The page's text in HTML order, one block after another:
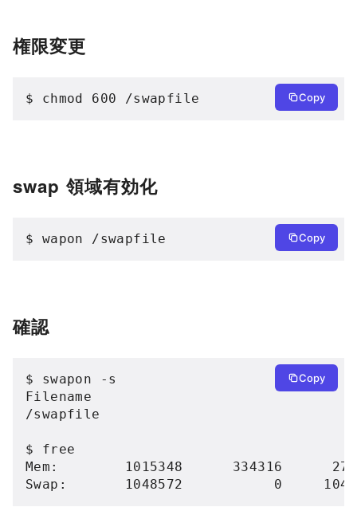
権限変更
$ chmod 600 /swapfile Copy
swap 領域有効化
$ wapon /swapfile Copy
確認
$ swapon -s
Filename
/swapfile
$ free
Mem:        1015348      334316
Copy